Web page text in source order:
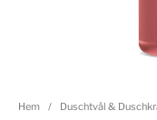
Hem / Duschtvål &